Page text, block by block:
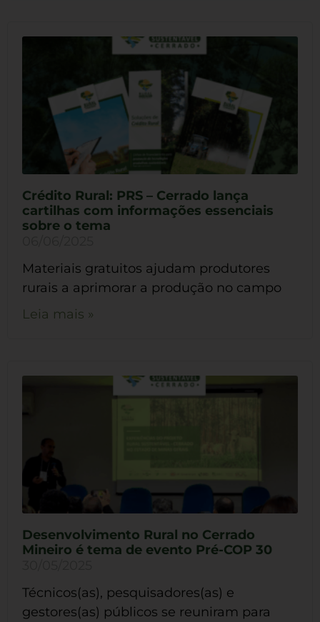
Crédito Rural: PRS – Cerrado lança
cartilhas com informações essenciais
sobre o tema
Materiais gratuitos ajudam produtores
rurais a aprimorar a produção no campo
Leia mais »
Desenvolvimento Rural no Cerrado
Mineiro é tema de evento Pré-COP 30
Técnicos(as), pesquisadores(as) e
gestores(as) públicos se reuniram para